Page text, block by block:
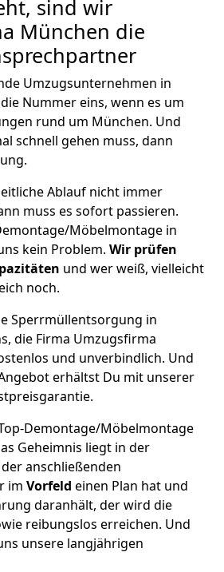
sind wir
München die
Umzugsunternehmen in
Nummer eins, wenn es um
rund um München. Und
schnell gehen muss, dann
Ablauf nicht immer
muss es sofort passieren.
Möbelmontage in
kein Problem. Wir prüfen
und wer weiß, vielleicht
noch.
Sperrmüllentsorgung in
die Firma Umzugsfirma
und unverbindlich. Und
erhältst Du mit unserer
Demontage/Möbelmontage
Geheimnis liegt in der
anschließenden
im Vorfeld einen Plan hat und
daranhält, der wird die
reibungslos erreichen. Und
unsere langjährigen